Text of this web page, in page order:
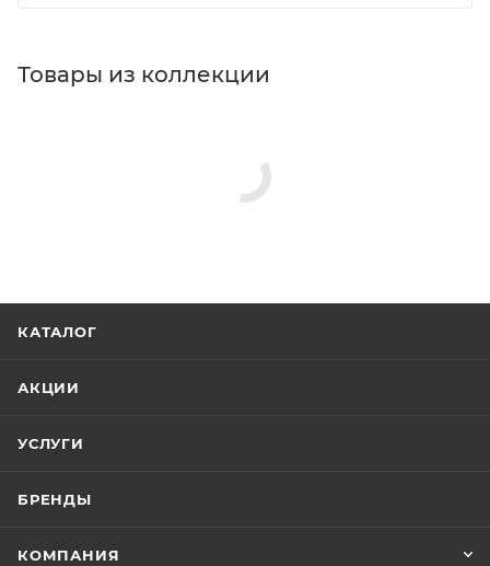
Товары из коллекции
КАТАЛОГ
АКЦИИ
УСЛУГИ
БРЕНДЫ
КОМПАНИЯ